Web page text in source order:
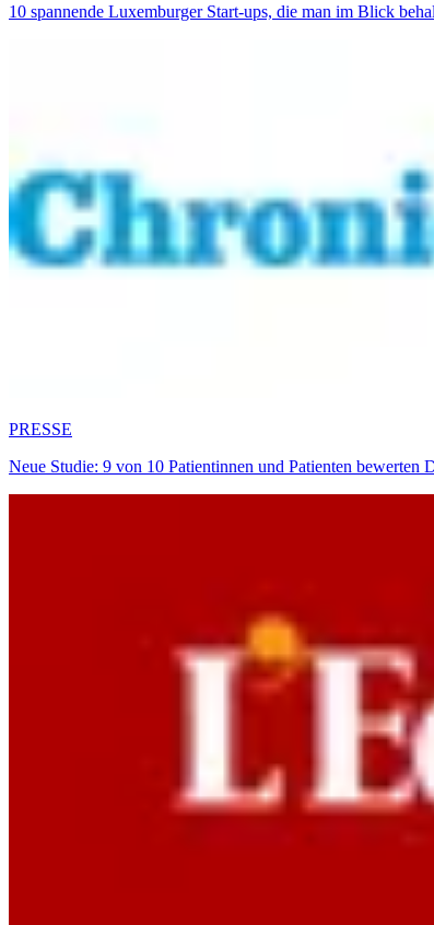
10 spannende Luxemburger Start-ups, die man im Blick
PRESSE
Neue Studie: 9 von 10 Patientinnen und Patienten bewerten